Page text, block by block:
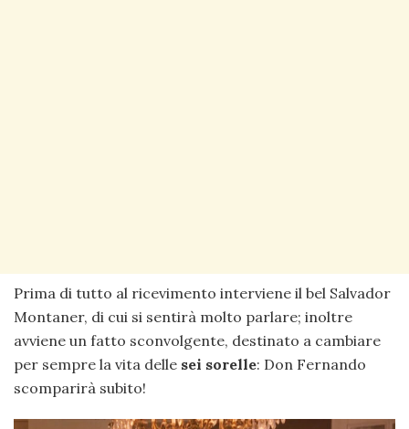
Prima di tutto al ricevimento interviene il bel Salvador
Montaner, di cui si sentirà molto parlare; inoltre
avviene un fatto sconvolgente, destinato a cambiare
per sempre la vita delle sei sorelle: Don Fernando
scomparirà subito!